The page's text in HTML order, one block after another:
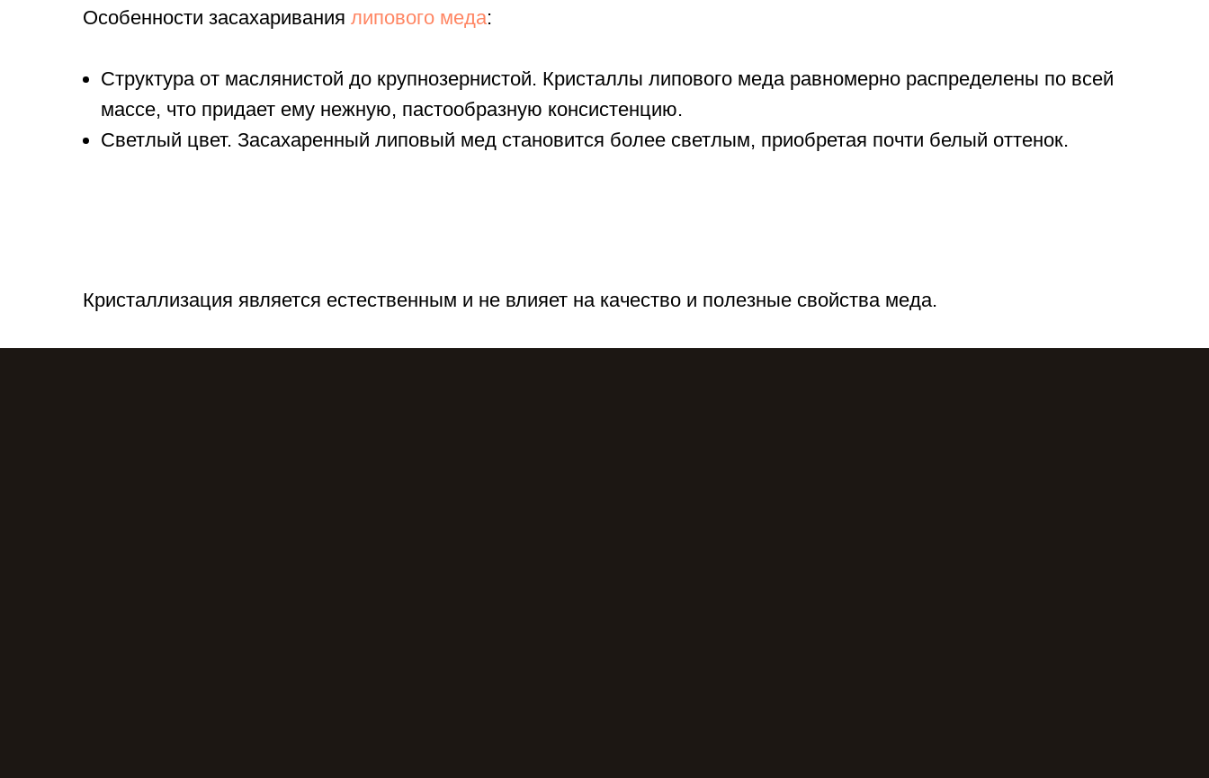
Особенности засахаривания липового меда:
Структура от маслянистой до крупнозернистой. Кристаллы липового меда равномерно распределены по всей
массе, что придает ему нежную, пастообразную консистенцию.
Светлый цвет. Засахаренный липовый мед становится более светлым, приобретая почти белый оттенок.
Кристаллизация является естественным и не влияет на качество и полезные свойства меда.